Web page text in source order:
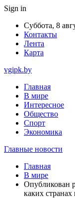
Sign in
Суббота, 8
Контакты
Лента
Карта
vgipk.by
Главная
В мире
Интересное
Общество
Спорт
Экономика
Главные новости
Главная
В мире
Опубликован
каких странах